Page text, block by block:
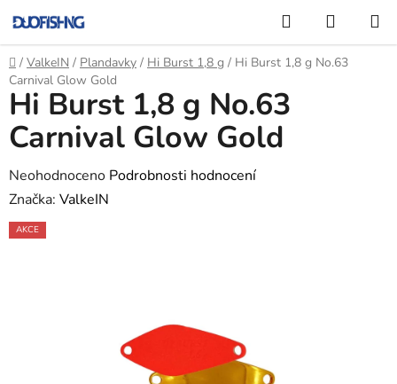
na
obsah
Hledat
KOŠÍK
Domů
/ ValkeIN / Plandavky / Hi Burst 1,8 g / Hi Burst 1,8 g No.63
Carnival Glow Gold
Hi Burst 1,8 g No.63
Carnival Glow Gold
Průměrné
hodnocení
produktu
Neohodnoceno Podrobnosti hodnocení
Značka: ValkeIN
AKCE